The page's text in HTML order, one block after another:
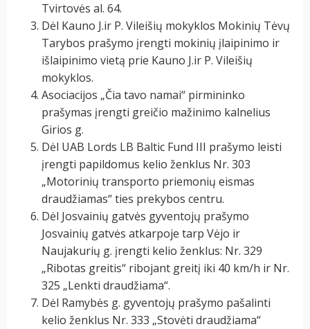
Tvirtovės al. 64.
Dėl Kauno J.ir P. Vileišių mokyklos Mokinių Tėvų
Tarybos prašymo įrengti mokinių įlaipinimo ir
išlaipinimo vietą prie Kauno J.ir P. Vileišių
mokyklos.
Asociacijos „Čia tavo namai“ pirmininko
prašymas įrengti greičio mažinimo kalnelius
Girios g.
Dėl UAB Lords LB Baltic Fund III prašymo leisti
įrengti papildomus kelio ženklus Nr. 303
„Motorinių transporto priemonių eismas
draudžiamas“ ties prekybos centru.
Dėl Josvainių gatvės gyventojų prašymo
Josvainių gatvės atkarpoje tarp Vėjo ir
Naujakurių g. įrengti kelio ženklus: Nr. 329
„Ribotas greitis“ ribojant greitį iki 40 km/h ir Nr.
325 „Lenkti draudžiama“.
Dėl Ramybės g. gyventojų prašymo pašalinti
kelio ženklus Nr. 333 „Stovėti draudžiama“